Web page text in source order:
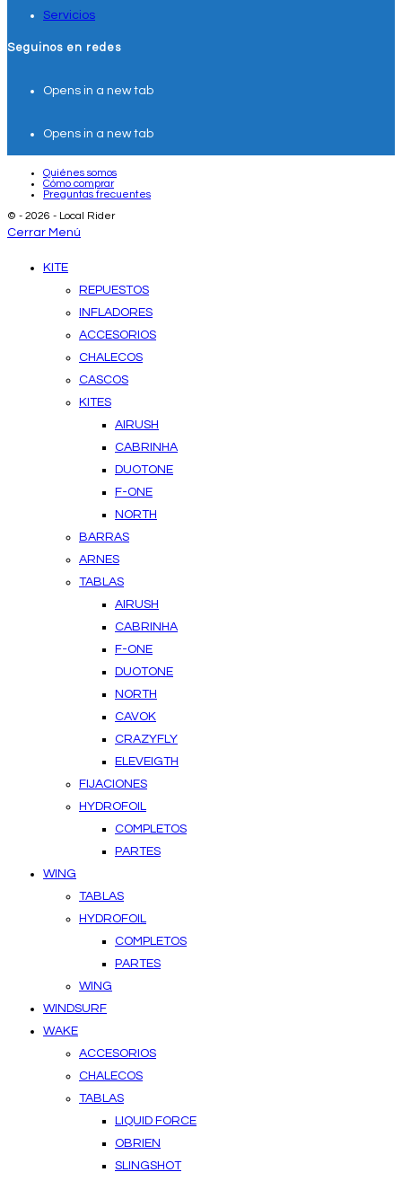
Servicios
Seguinos en redes
Opens in a new tab
Opens in a new tab
Quiénes somos
Cómo comprar
Preguntas frecuentes
© - 2026 - Local Rider
Cerrar Menú
KITE
REPUESTOS
INFLADORES
ACCESORIOS
CHALECOS
CASCOS
KITES
AIRUSH
CABRINHA
DUOTONE
F-ONE
NORTH
BARRAS
ARNES
TABLAS
AIRUSH
CABRINHA
F-ONE
DUOTONE
NORTH
CAVOK
CRAZYFLY
ELEVEIGTH
FIJACIONES
HYDROFOIL
COMPLETOS
PARTES
WING
TABLAS
HYDROFOIL
COMPLETOS
PARTES
WING
WINDSURF
WAKE
ACCESORIOS
CHALECOS
TABLAS
LIQUID FORCE
OBRIEN
SLINGSHOT